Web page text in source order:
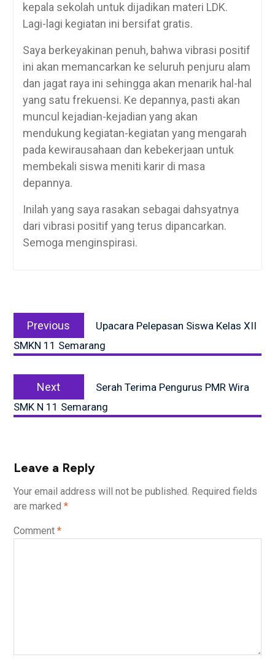
kepala sekolah untuk dijadikan materi LDK.
Lagi-lagi kegiatan ini bersifat gratis.
Saya berkeyakinan penuh, bahwa vibrasi positif
ini akan memancarkan ke seluruh penjuru alam
dan jagat raya ini sehingga akan menarik hal-hal
yang satu frekuensi. Ke depannya, pasti akan
muncul kejadian-kejadian yang akan
mendukung kegiatan-kegiatan yang mengarah
pada kewirausahaan dan kebekerjaan untuk
membekali siswa meniti karir di masa
depannya.
Inilah yang saya rasakan sebagai dahsyatnya
dari vibrasi positif yang terus dipancarkan.
Semoga menginspirasi.
navigation
Previous
post:
Upacara Pelepasan Siswa Kelas XII
SMKN 11 Semarang
Next
post:
Serah Terima Pengurus PMR Wira
SMK N 11 Semarang
Leave a Reply
Your email address will not be published. Required fields
are marked *
Comment *